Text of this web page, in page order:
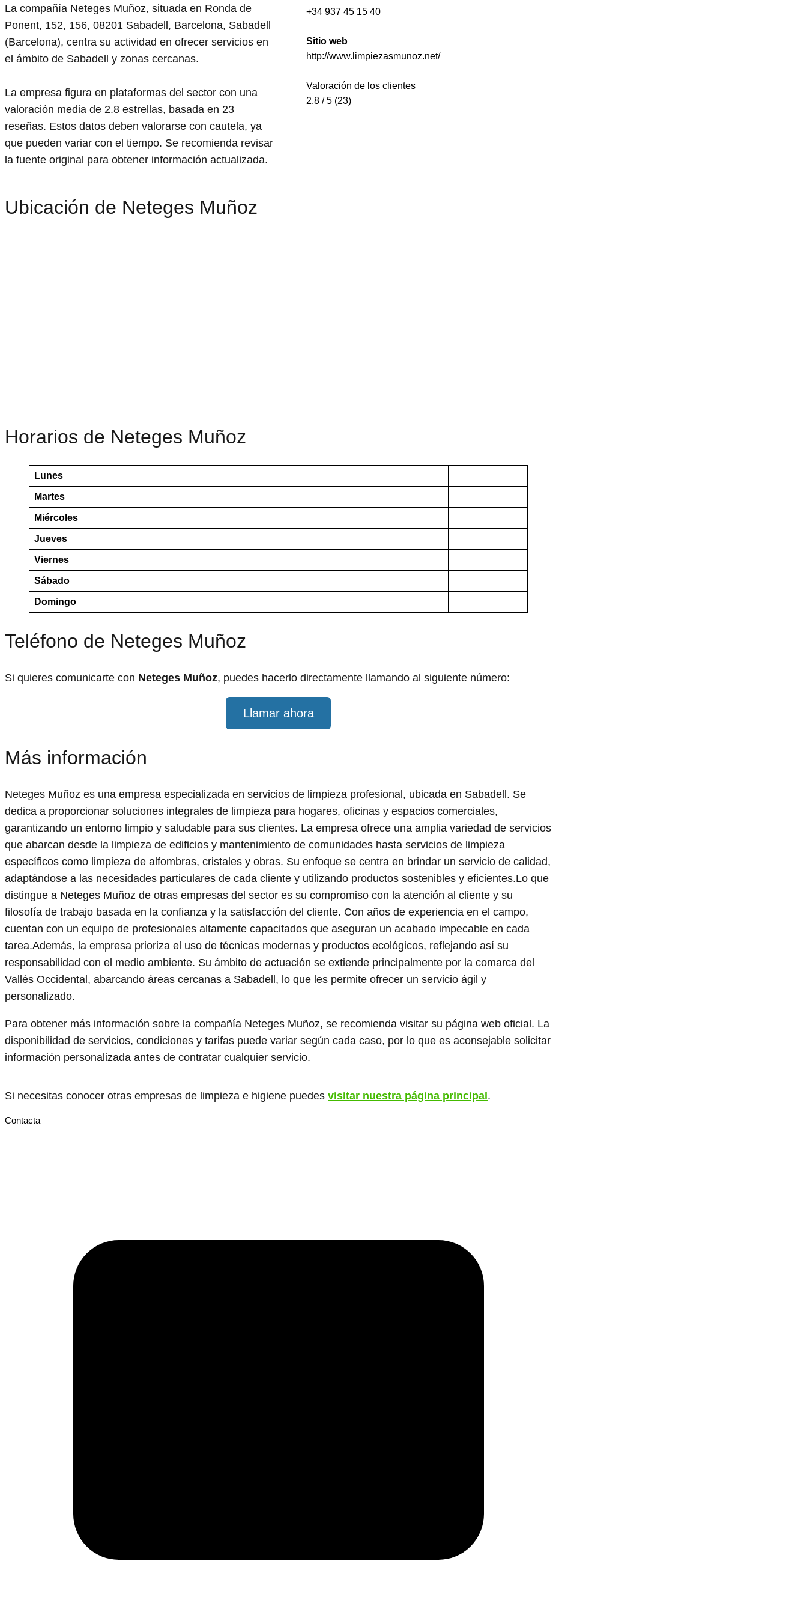
La compañía Neteges Muñoz, situada en Ronda de
Ponent, 152, 156, 08201 Sabadell, Barcelona, Sabadell
(Barcelona), centra su actividad en ofrecer servicios en
el ámbito de Sabadell y zonas cercanas.
La empresa figura en plataformas del sector con una
valoración media de 2.8 estrellas, basada en 23
reseñas. Estos datos deben valorarse con cautela, ya
que pueden variar con el tiempo. Se recomienda revisar
la fuente original para obtener información actualizada.
+34 937 45 15 40
Sitio web
http://www.limpiezasmunoz.net/
Valoración de los clientes
2.8 / 5 (23)
Ubicación de Neteges Muñoz
Horarios de Neteges Muñoz
Lunes
Martes
Miércoles
Jueves
Viernes
Sábado
Domingo
Teléfono de Neteges Muñoz
Si quieres comunicarte con Neteges Muñoz, puedes hacerlo directamente llamando al siguiente número:
Llamar ahora
Más información
Neteges Muñoz es una empresa especializada en servicios de limpieza profesional, ubicada en Sabadell. Se
dedica a proporcionar soluciones integrales de limpieza para hogares, oficinas y espacios comerciales,
garantizando un entorno limpio y saludable para sus clientes. La empresa ofrece una amplia variedad de servicios
que abarcan desde la limpieza de edificios y mantenimiento de comunidades hasta servicios de limpieza
específicos como limpieza de alfombras, cristales y obras. Su enfoque se centra en brindar un servicio de calidad,
adaptándose a las necesidades particulares de cada cliente y utilizando productos sostenibles y eficientes.Lo que
distingue a Neteges Muñoz de otras empresas del sector es su compromiso con la atención al cliente y su
filosofía de trabajo basada en la confianza y la satisfacción del cliente. Con años de experiencia en el campo,
cuentan con un equipo de profesionales altamente capacitados que aseguran un acabado impecable en cada
tarea.Además, la empresa prioriza el uso de técnicas modernas y productos ecológicos, reflejando así su
responsabilidad con el medio ambiente. Su ámbito de actuación se extiende principalmente por la comarca del
Vallès Occidental, abarcando áreas cercanas a Sabadell, lo que les permite ofrecer un servicio ágil y
personalizado.
Para obtener más información sobre la compañía Neteges Muñoz, se recomienda visitar su página web oficial. La
disponibilidad de servicios, condiciones y tarifas puede variar según cada caso, por lo que es aconsejable solicitar
información personalizada antes de contratar cualquier servicio.
Si necesitas conocer otras empresas de limpieza e higiene puedes visitar nuestra página principal .
Contacta